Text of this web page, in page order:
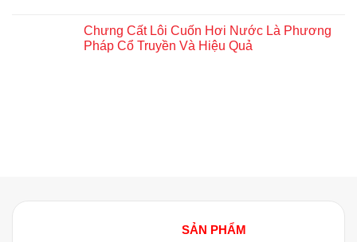
Chưng Cất Lôi Cuốn Hơi Nước Là Phương
Pháp Cổ Truyền Và Hiệu Quả
SẢN PHẨM